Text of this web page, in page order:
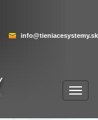
info@tieniacesystemy.sk